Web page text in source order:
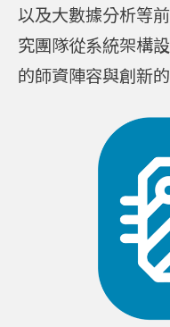
以及大數據分析等
究團隊從系統架構
的師資陣容與創新